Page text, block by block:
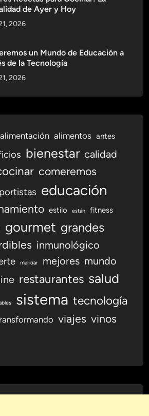
de Ayer y Hoy
2026
un Mundo de Educación a
de la Tecnología
2026
alimentación alimentos antes
bienestar calidad
comeremos
educación
estilo están fitness
gourmet grandes
inmunológico
maridar mejores mundo
restaurantes salud
sistema tecnología
viajes vinos